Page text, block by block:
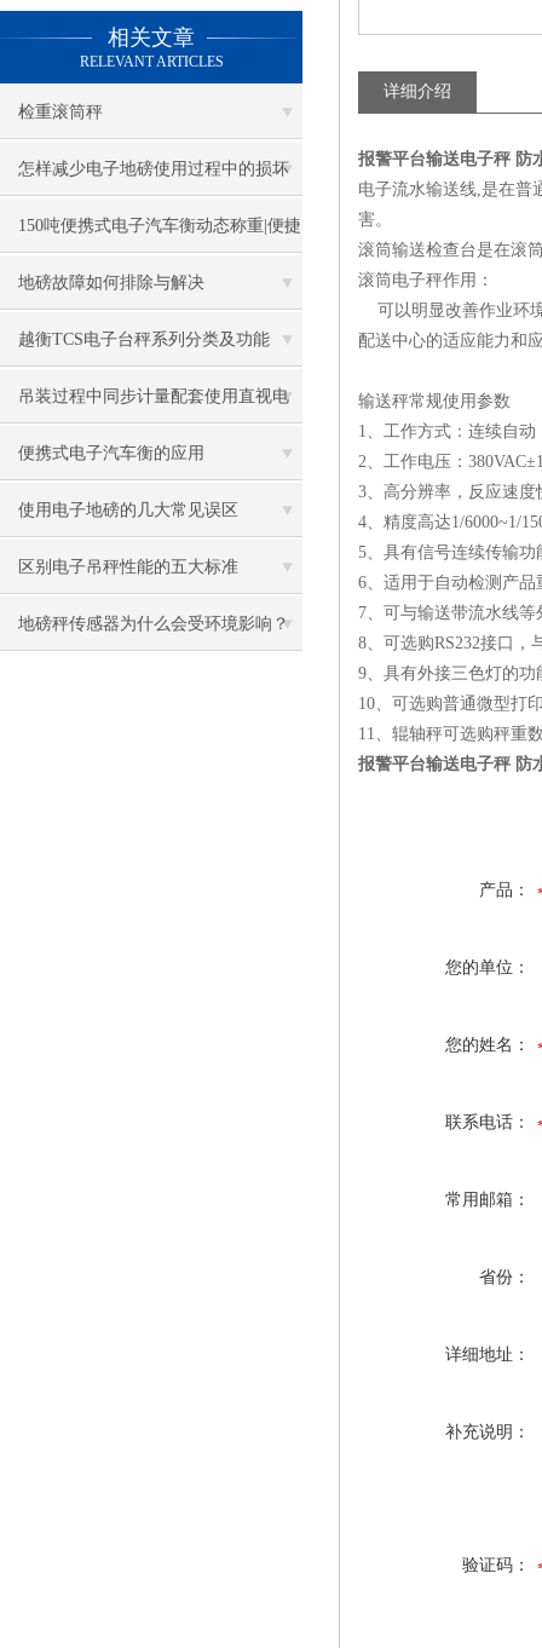
相关文章
RELEVANT ARTICLES
检重滚筒秤
怎样减少电子地磅使用过程中的损坏
率
150吨便携式电子汽车衡动态称重|便捷
式汽车衡动态介绍
地磅故障如何排除与解决
越衡TCS电子台秤系列分类及功能
吊装过程中同步计量配套使用直视电
子吊秤
便携式电子汽车衡的应用
使用电子地磅的几大常见误区
区别电子吊秤性能的五大标准
地磅秤传感器为什么会受环境影响？
详细介绍
报警平台输送电子秤 防
电子流水输送线,是在普
害。
滚筒输送检查台是在滚
滚筒电子秤作用：
可以明显改善作业环
配送中心的适应能力和
输送秤常规使用参数
1、工作方式：连续自动
2、工作电压：
3、高分辨率，反应速
4、精度高达1/6000~1/
5、具有信号连续传输
6、适用于自动检测产
7、可与输送带流水线
8、可选购RS232接口
9、具有外接三色灯的
10、可选购普通微型打
11、辊轴秤可选购秤重
报警平台输送电子秤 防
产品：
您的单位：
您的姓名：
联系电话：
常用邮箱：
省份：
详细地址：
补充说明：
验证码：